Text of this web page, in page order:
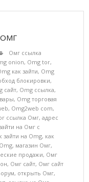
Омг ссылка
onion, Omg tor,
как зайти, Omg
блокировки,
сайт, Omg ссылка,
, Omg торговая
, Omg2web com,
ссылка Омг, адрес
на Омг с
зайти на Omg, как
, магазин Омг,
продажи, Омг
, Омг сайт, Омг сайт
, открыть Омг,